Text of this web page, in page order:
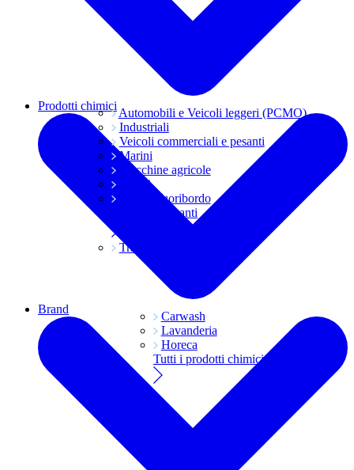
Automobili e Veicoli leggeri (PCMO)
Industriali
Veicoli commerciali e pesanti
Marini
Macchine agricole
Grassi
Moto e fuoribordo
Tutti i lubrificanti
Trasmissioni
Prodotti chimici
Carwash
Lavanderia
Horeca
Tutti i prodotti chimici
Brand